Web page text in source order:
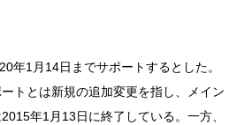
年1月14日までサポートするとした。
トとは新規の追加変更を指し、メイン
年1月13日に終了している。一方、